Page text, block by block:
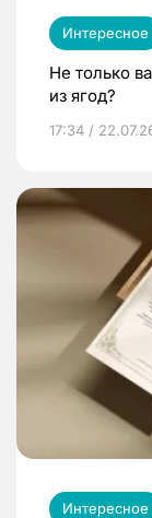
Интересное
Не только
из ягод?
17:34 /
Интересное